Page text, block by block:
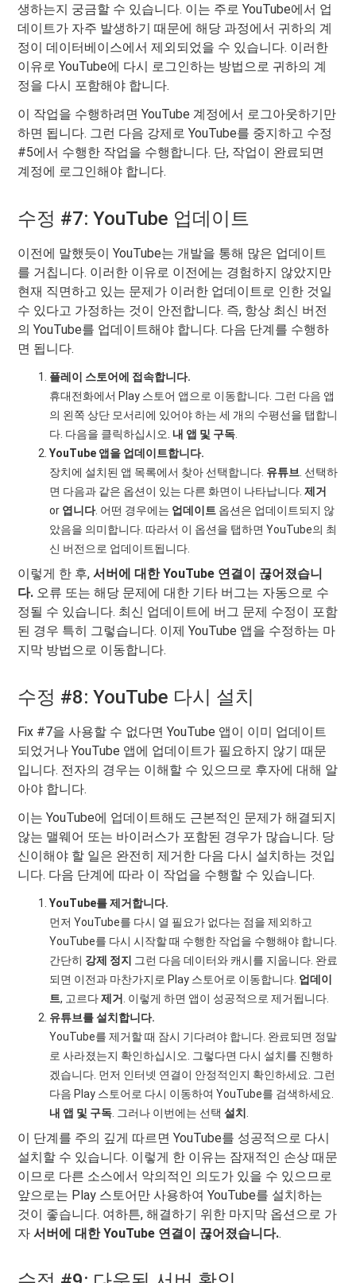
생하는지 궁금할 수 있습니다. 이는 주로 YouTube에서 업
데이트가 자주 발생하기 때문에 해당 과정에서 귀하의 계
정이 데이터베이스에서 제외되었을 수 있습니다. 이러한
이유로 YouTube에 다시 로그인하는 방법으로 귀하의 계
정을 다시 포함해야 합니다.
이 작업을 수행하려면 YouTube 계정에서 로그아웃하기만
하면 됩니다. 그런 다음 강제로 YouTube를 중지하고 수정
#5에서 수행한 작업을 수행합니다. 단, 작업이 완료되면
계정에 로그인해야 합니다.
수정 #7: YouTube 업데이트
이전에 말했듯이 YouTube는 개발을 통해 많은 업데이트
를 거칩니다. 이러한 이유로 이전에는 경험하지 않았지만
현재 직면하고 있는 문제가 이러한 업데이트로 인한 것일
수 있다고 가정하는 것이 안전합니다. 즉, 항상 최신 버전
의 YouTube를 업데이트해야 합니다. 다음 단계를 수행하
면 됩니다.
플레이 스토어에 접속합니다.
휴대전화에서 Play 스토어 앱으로 이동합니다. 그런 다음 앱
의 왼쪽 상단 모서리에 있어야 하는 세 개의 수평선을 탭합니
다. 다음을 클릭하십시오. 내 앱 및 구독
YouTube 앱을 업데이트합니다.
장치에 설치된 앱 목록에서 찾아 선택합니다. 유튜브 . 선택하
면 다음과 같은 옵션이 있는 다른 화면이 나타납니다.제거
or 엽니다. 어떤 경우에는 업데이트 옵션은 업데이트되지 않
았음을 의미합니다. 따라서 이 옵션을 탭하면 YouTube의 최
신 버전으로 업데이트됩니다.
이렇게 한 후,서버에 대한 YouTube 연결이 끊어졌습니
다. 오류 또는 해당 문제에 대한 기타 버그는 자동으로 수
정될 수 있습니다. 최신 업데이트에 버그 문제 수정이 포함
된 경우 특히 그렇습니다. 이제 YouTube 앱을 수정하는 마
지막 방법으로 이동합니다.
수정 #8: YouTube 다시 설치
Fix #7을 사용할 수 없다면 YouTube 앱이 이미 업데이트
되었거나 YouTube 앱에 업데이트가 필요하지 않기 때문
입니다. 전자의 경우는 이해할 수 있으므로 후자에 대해 알
아야 합니다.
이는 YouTube에 업데이트해도 근본적인 문제가 해결되지
않는 맬웨어 또는 바이러스가 포함된 경우가 많습니다. 당
신이해야 할 일은 완전히 제거한 다음 다시 설치하는 것입
니다. 다음 단계에 따라 이 작업을 수행할 수 있습니다.
YouTube를 제거합니다.
먼저 YouTube를 다시 열 필요가 없다는 점을 제외하고
YouTube를 다시 시작할 때 수행한 작업을 수행해야 합니다.
간단히 강제 정지 그런 다음 데이터와 캐시를 지웁니다. 완료
되면 이전과 마찬가지로 Play 스토어로 이동합니다. 업데이
트, 고르다제거 . 이렇게 하면 앱이 성공적으로 제거됩니다.
유튜브를 설치합니다.
YouTube를 제거할 때 잠시 기다려야 합니다. 완료되면 정말
로 사라졌는지 확인하십시오. 그렇다면 다시 설치를 진행하
겠습니다. 먼저 인터넷 연결이 안정적인지 확인하세요. 그런
다음 Play 스토어로 다시 이동하여 YouTube를 검색하세요.
내 앱 및 구독 . 그러나 이번에는 선택설치
이 단계를 주의 깊게 따르면 YouTube를 성공적으로 다시
설치할 수 있습니다. 이렇게 한 이유는 잠재적인 손상 때문
이므로 다른 소스에서 악의적인 의도가 있을 수 있으므로
앞으로는 Play 스토어만 사용하여 YouTube를 설치하는
것이 좋습니다. 여하튼, 해결하기 위한 마지막 옵션으로 가
자서버에 대한 YouTube 연결이 끊어졌습니다..